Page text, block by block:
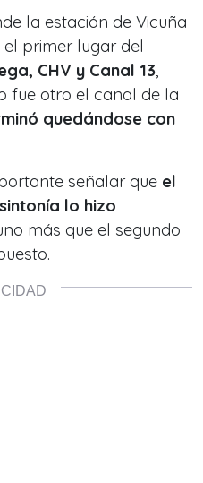
la estación de Vicuña
primer lugar del
CHV y Canal 13,
fue otro el canal de la
quedándose con
señalar que el
lo hizo
más que el segundo